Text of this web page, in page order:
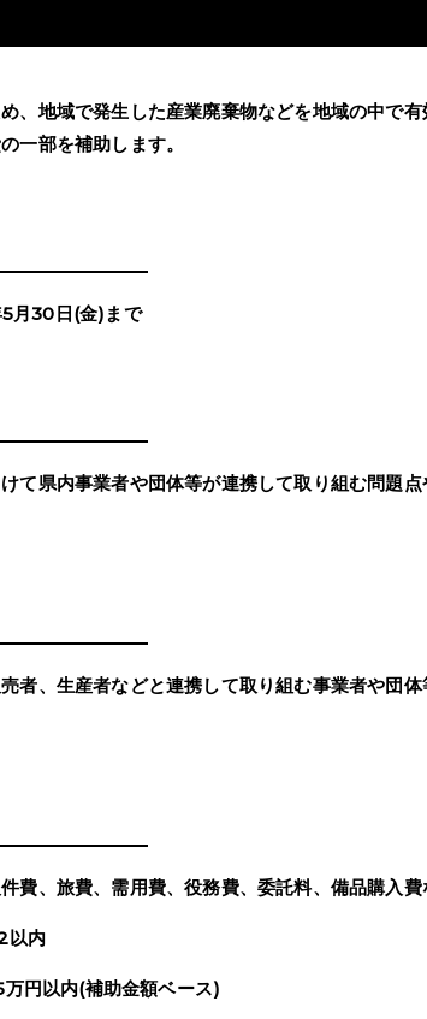
、地域で発生した産業廃棄物などを地域の中で
一部を補助します。
月30日(金)まで
て県内事業者や団体等が連携して取り組む問題
者、生産者などと連携して取り組む事業者や団
費、旅費、需用費、役務費、委託料、備品購入費
以内
円以内(補助金額ベース)